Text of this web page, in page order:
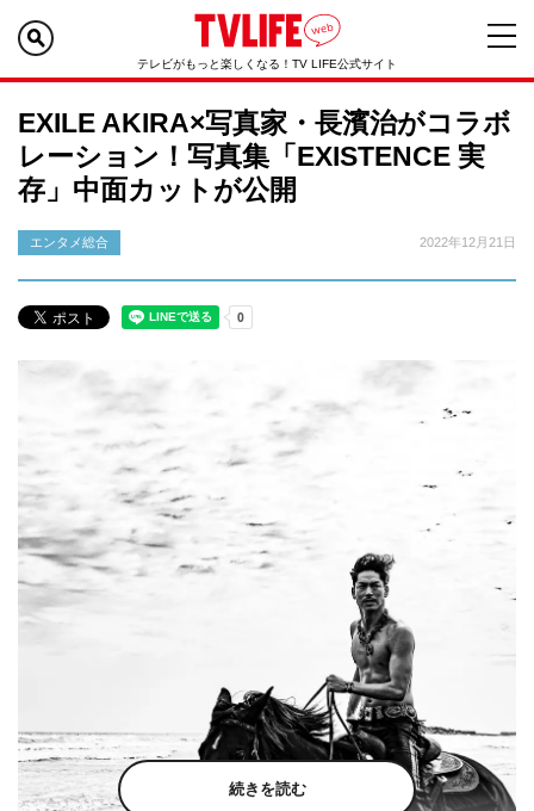
テレビがもっと楽しくなる！TV LIFE公式サイト
EXILE AKIRA×写真家・長濱治がコラボ
レーション！写真集「EXISTENCE 実
存」中面カットが公開
エンタメ総合 2022年12月21日
続きを読む